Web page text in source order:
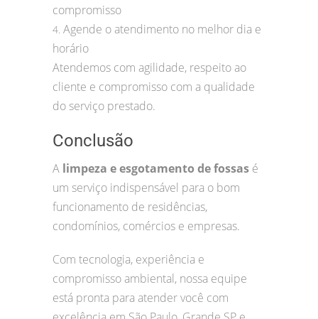
compromisso
4. Agende o atendimento no melhor dia e
horário
Atendemos com agilidade, respeito ao
cliente e compromisso com a qualidade
do serviço prestado.
Conclusão
A limpeza e esgotamento de fossas é
um serviço indispensável para o bom
funcionamento de residências,
condomínios, comércios e empresas.
Com tecnologia, experiência e
compromisso ambiental, nossa equipe
está pronta para atender você com